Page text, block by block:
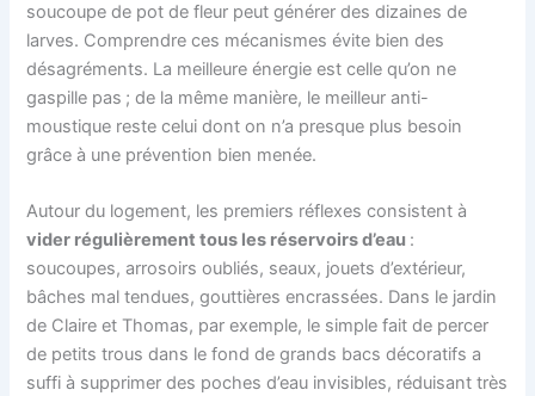
soucoupe de pot de fleur peut générer des dizaines de
larves. Comprendre ces mécanismes évite bien des
désagréments. La meilleure énergie est celle qu’on ne
gaspille pas ; de la même manière, le meilleur anti-
moustique reste celui dont on n’a presque plus besoin
grâce à une prévention bien menée.
Autour du logement, les premiers réflexes consistent à
vider régulièrement tous les réservoirs d’eau :
soucoupes, arrosoirs oubliés, seaux, jouets d’extérieur,
bâches mal tendues, gouttières encrassées. Dans le jardin
de Claire et Thomas, par exemple, le simple fait de percer
de petits trous dans le fond de grands bacs décoratifs a
suffi à supprimer des poches d’eau invisibles, réduisant très